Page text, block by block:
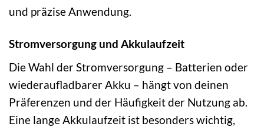
und präzise Anwendung.
Stromversorgung und Akkulaufzeit
Die Wahl der Stromversorgung – Batterien oder
wiederaufladbarer Akku – hängt von deinen
Präferenzen und der Häufigkeit der Nutzung ab.
Eine lange Akkulaufzeit ist besonders wichtig,